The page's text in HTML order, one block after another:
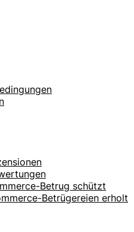
Betrug schützt
Betrügereien erholt